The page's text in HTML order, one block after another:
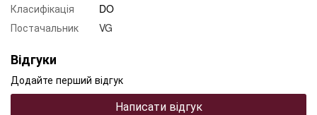
Класифікація
DO
Постачальник
VG
Відгуки
Додайте перший відгук
Написати відгук